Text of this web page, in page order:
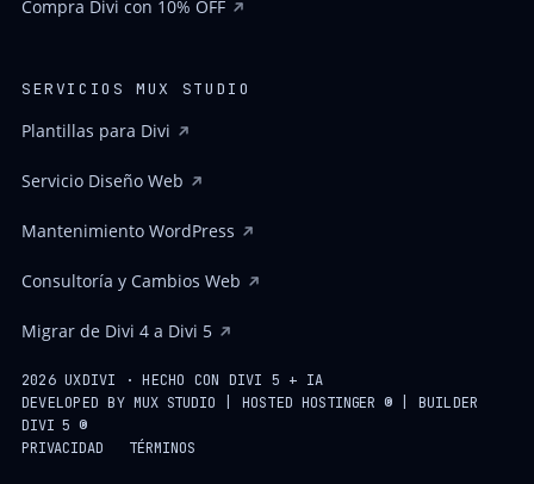
Compra Divi con 10% OFF
SERVICIOS MUX STUDIO
Plantillas para Divi
Servicio Diseño Web
Mantenimiento WordPress
Consultoría y Cambios Web
Migrar de Divi 4 a Divi 5
2026 UXDIVI · HECHO CON DIVI 5 + IA
DEVELOPED BYMUX STUDIO | HOSTEDHOSTINGER ®| BUILDER
DIVI 5 ®
PRIVACIDAD
TÉRMINOS